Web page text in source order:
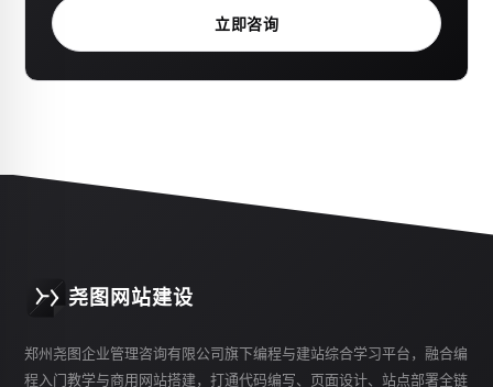
立即咨询
尧图网站建设
郑州尧图企业管理咨询有限公司旗下编程与建站综合学习平台，融合编
程入门教学与商用网站搭建，打通代码编写、页面设计、站点部署全链